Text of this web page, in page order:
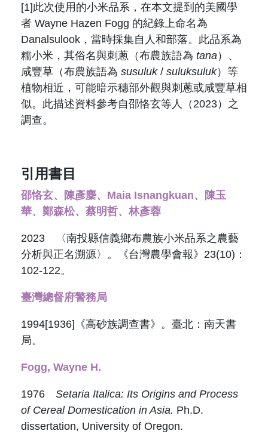
[1]此次使用的小米品系，在本文提到的美國學
者 Wayne Hazen Fogg 的紀錄上命名為
Danalsulook，當時採集自人和部落。此品系為
糯小米，其俗名與刺蔥（布農族語為 tana ）、
咸豐草（布農族語為 susuluk / suluksuluk）等
植物相近，可能暗示穗部外觀與刺蔥或咸豐草相
似。此描述資料參考自邵恪玄等人（2023）之
調查。
引用書目
邵恪玄、陳彥麇、Maia Isnangkuan、陳玉
華、鄭森松、蔡明哲、林彥蓉
2023 〈南投縣信義鄉布農族小米品系之農藝
分析與正名溯源〉。《台灣農學會報》23(10)：
102-122。
臺灣總督府警務局
1994[1936]《高砂族調查書》。臺北：南天書
局。
Fogg, Wayne H.
1976 Setaria Italica: Its Origins and Process
of Cereal Domestication in Asia. Ph.D.
dissertation, University of Oregon.